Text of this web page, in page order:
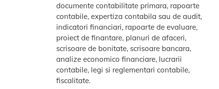
documente contabilitate primara, rapoarte
contabile, expertiza contabila sau de audit,
indicatori financiari, rapoarte de evaluare,
proiect de finantare, planuri de afaceri,
scrisoare de bonitate, scrisoare bancara,
analize economico financiare, lucrarii
contabile, legi si reglementari contabile,
fiscalitate.